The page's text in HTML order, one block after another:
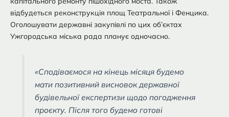
відбудеться реконструкція площ Театральної і Фенцика.
Оголошувати державні закупівлі по цих об’єктах
Ужгородська міська рада планує одночасно.
«Сподіваємося на кінець місяця будемо
мати позитивний висновок державної
будівельної експертизи щодо погодження
проєкту. Після того будемо готові